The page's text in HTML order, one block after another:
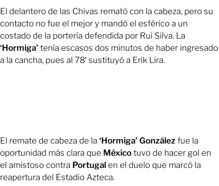
El delantero de las Chivas remató con la cabeza, pero su
contacto no fue el mejor y mandó el esférico a un
costado de la portería defendida por Rui Silva. La
‘Hormiga’ tenía escasos dos minutos de haber ingresado
a la cancha, pues al 78′ sustituyó a Erik Lira.
El remate de cabeza de la ‘Hormiga’ González fue la
oportunidad más clara que México tuvo de hacer gol en
el amistoso contra Portugal en el duelo que marcó la
reapertura del Estadio Azteca.